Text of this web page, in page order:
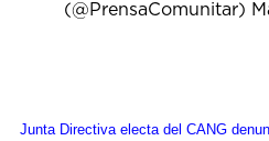
(@PrensaComunitar)
Junta Directiva electa del CANG